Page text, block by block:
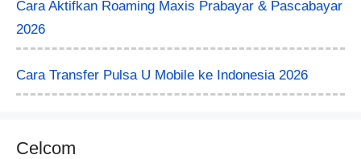
Cara Aktifkan Roaming Maxis Prabayar & Pascabayar
2026
Cara Transfer Pulsa U Mobile ke Indonesia 2026
Celcom